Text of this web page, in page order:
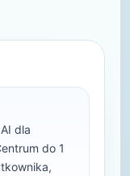
dla
do 1